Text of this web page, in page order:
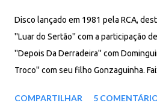
Disco lançado em 1981 pela RCA,
''Luar do Sertão'' com a participação
''Depois Da Derradeira'' com
Troco'' com seu filho Gonzaguinha.
06. Ranchinho da paia 07. Não vendo,
COMPARTILHAR 5